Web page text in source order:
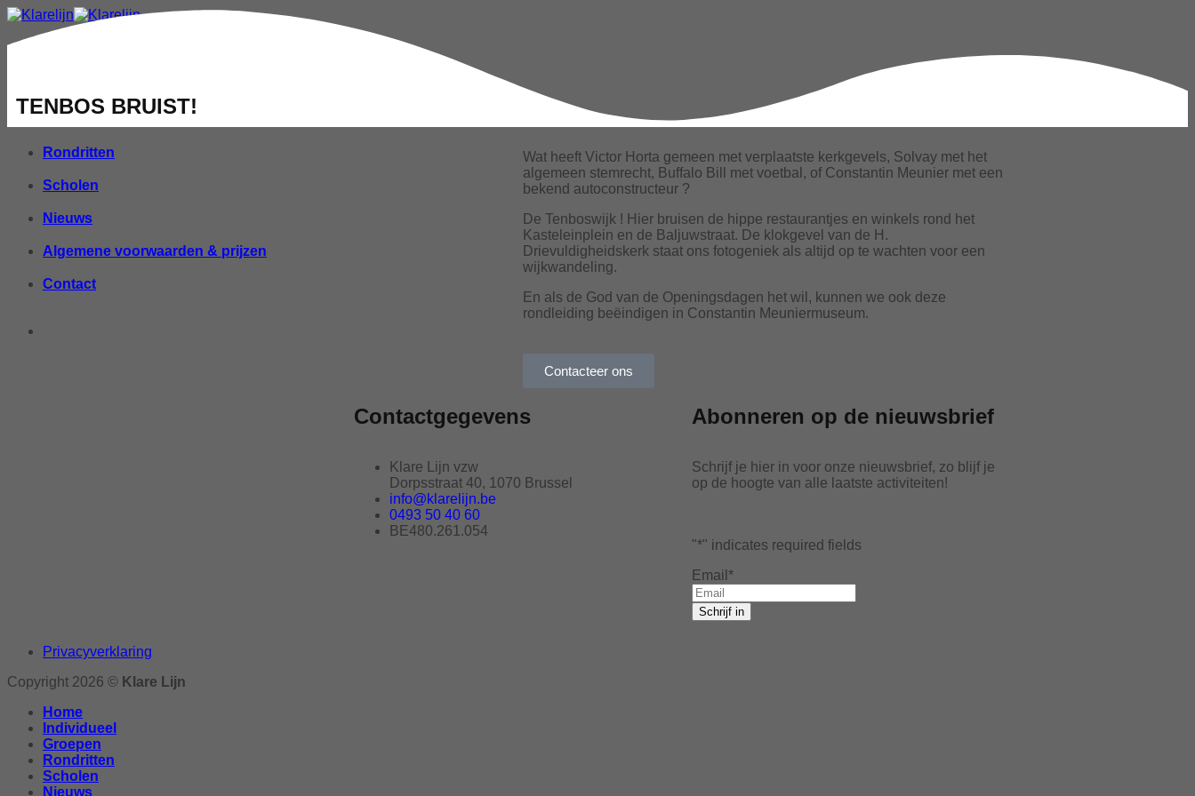
Rondritten
Scholen
Nieuws
Algemene voorwaarden & prijzen
Contact
TENBOS BRUIST!
Wat heeft Victor Horta gemeen met verplaatste kerkgevels, Solvay met het
algemeen stemrecht, Buffalo Bill met voetbal, of Constantin Meunier met een
bekend autoconstructeur ?
De Tenboswijk ! Hier bruisen de hippe restaurantjes en winkels rond het
Kasteleinplein en de Baljuwstraat. De klokgevel van de H.
Drievuldigheidskerk staat ons fotogeniek als altijd op te wachten voor een
wijkwandeling.
En als de God van de Openingsdagen het wil, kunnen we ook deze
rondleiding beëindigen in Constantin Meuniermuseum.
Contacteer ons
Contactgegevens
Klare Lijn vzw
Dorpsstraat 40, 1070 Brussel
info@klarelijn.be
0493 50 40 60
BE480.261.054
Abonneren op de nieuwsbrief
Schrijf je hier in voor onze nieuwsbrief, zo blijf je
op de hoogte van alle laatste activiteiten!
"*" indicates required fields
Email *
Schrijf in
Privacyverklaring
Copyright 2026 © Klare Lijn
Home
Individueel
Groepen
Rondritten
Scholen
Nieuws